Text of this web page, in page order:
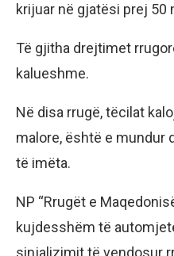
krijuar në gjatësi prej 50
Të gjitha drejtimet
kalueshme.
Në disa rrugë, tëcilat
malore, është e mundur
të imëta.
NP “Rrugët e
kujdesshëm të
sinjalizimit të vendosur